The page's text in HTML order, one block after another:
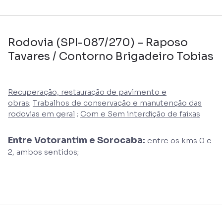
Rodovia (SPI-087/270) – Raposo
Tavares / Contorno Brigadeiro Tobias
Recuperação, restauração de pavimento e
obras; Trabalhos de conservação e manutenção das
rodovias em geral ; Com e Sem interdição de faixas
Entre Votorantim e Sorocaba: entre os kms 0 e
2, ambos sentidos;